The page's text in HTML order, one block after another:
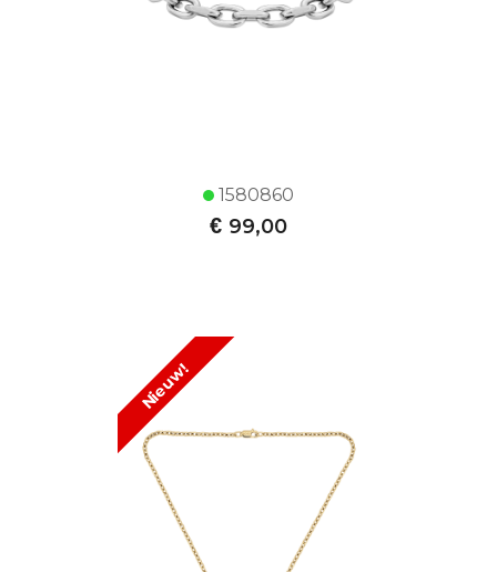
1580860
€ 99,00
Nieuw!